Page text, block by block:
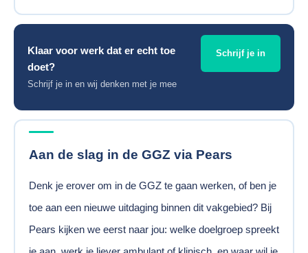
Klaar voor werk dat er echt toe
doet?
Schrijf je in en wij denken met je mee
Schrijf je in
Aan de slag in de GGZ via Pears
Denk je erover om in de GGZ te gaan werken, of ben je
toe aan een nieuwe uitdaging binnen dit vakgebied? Bij
Pears kijken we eerst naar jou: welke doelgroep spreekt